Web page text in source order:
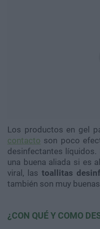
Los productos en gel
contacto son poco
desinfectantes líquidos.
una buena aliada si es
viral, lastoallitas
también son muy
¿CON QUÉ Y COMO